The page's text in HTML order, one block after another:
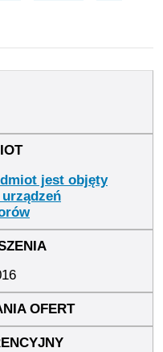
jest objęty